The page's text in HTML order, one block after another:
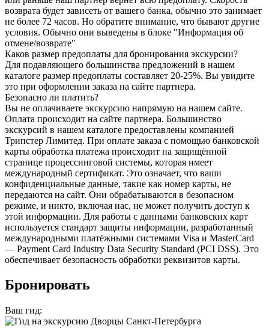
возврата будет зависеть от вашего банка, обычно это занимает
не более 72 часов. Но обратите внимание, что бывают другие
условия. Обычно они выведены в блоке "Информация об
отмене/возврате"
Каков размер предоплаты для бронирования экскурсии?
Для подавляющего большинства предложений в нашем
каталоге размер предоплаты составляет 20-25%. Вы увидите
это при оформлении заказа на сайте партнера.
Безопасно ли платить?
Вы не оплачиваете экскурсию напрямую на нашем сайте.
Оплата происходит на сайте партнера. Большинство
экскурсий в нашем каталоге предоставлены компанией
Трипстер Лимитед. При оплате заказа с помощью банковской
карты обработка платежа происходит на защищённой
странице процессинговой системы, которая имеет
международный сертификат. Это означает, что ваши
конфиденциальные данные, такие как номер карты, не
передаются на сайт. Они обрабатываются в безопасном
режиме, и никто, включая нас, не может получить доступ к
этой информации. Для работы с данными банковских карт
используется стандарт защиты информации, разработанный
международными платёжными системами Visa и MasterCard
— Payment Card Industry Data Security Standard (PCI DSS). Это
обеспечивает безопасность обработки реквизитов карты.
Бронировать
Ваш гид: